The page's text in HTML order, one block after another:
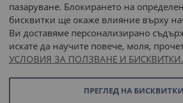
Доставка до адрес с:
или
наш
пазаруване. Блокирането на
бисквитки ще окаже влияние върху
Ви доставяме персонализирано
искате да научите повече, моля,
УСЛОВИЯ ЗА ПОЛЗВАНЕ И БИСКВИТКИ.
ПРЕГЛЕД НА БИСКВИТКИ